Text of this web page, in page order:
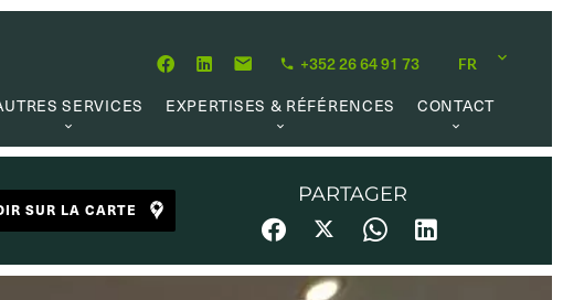
+352 26 64 91 73 FR
SERVICES
ESTIMATION
DE RECHERCHE
EXPERTISES & RÉFÉRENCES
À PROPOS
NOTRE PHILOSOPHIE
RÉFÉRENCES
AVIS CLIENTS
CONTACT
OPPORTUNITÉ CARRIÈRE
SUR LA CARTE
PARTAGER